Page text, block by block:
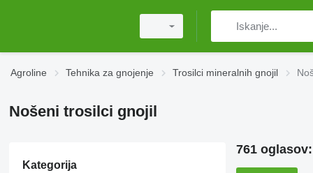
Agroline Tehnika za gnojenje Trosilci mineralnih gnojil
Nošeni trosilci gnojil
Kategorija
761 oglasov: